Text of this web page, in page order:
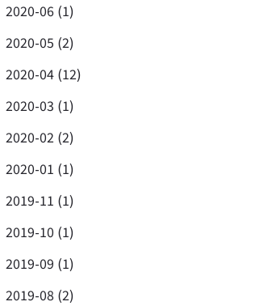
2020-06 (1)
2020-05 (2)
2020-04 (12)
2020-03 (1)
2020-02 (2)
2020-01 (1)
2019-11 (1)
2019-10 (1)
2019-09 (1)
2019-08 (2)